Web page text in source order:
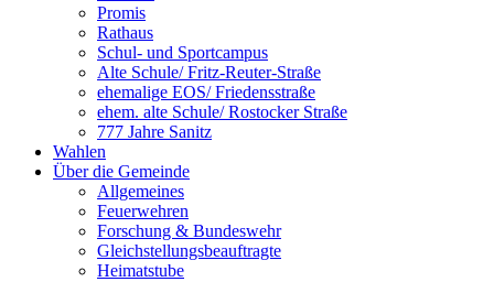
Promis
Rathaus
Schul- und Sportcampus
Alte Schule/ Fritz-Reuter-Straße
ehemalige EOS/ Friedensstraße
ehem. alte Schule/ Rostocker Straße
777 Jahre Sanitz
Wahlen
Über die Gemeinde
Allgemeines
Feuerwehren
Forschung & Bundeswehr
Gleichstellungsbeauftragte
Heimatstube